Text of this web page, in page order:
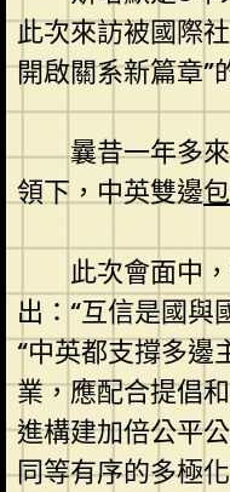
此次來訪被國際
開啟關系新篇章”
曩昔一年多
領下，中英雙邊
此次會面中
出：“互信是國與
“中英都支撐多邊
業，應配合提倡
進構建加倍公平
同等有序的多極